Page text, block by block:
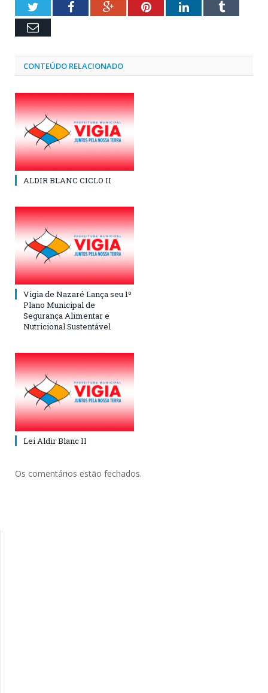
TwitterFacebookGoogle+PinterestLinkedInTumblr
Email
CONTEÚDO RELACIONADO
ALDIR BLANC CICLO II
Vigia de Nazaré Lança seu 1º
Plano Municipal de
Segurança Alimentar e
Nutricional Sustentável
Lei Aldir Blanc II
Os comentários estão fechados.